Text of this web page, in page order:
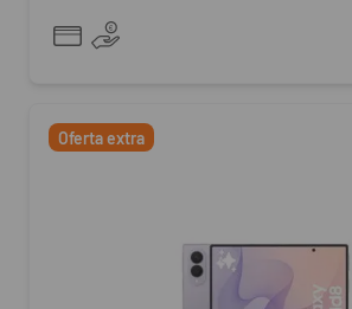
Oferta extra